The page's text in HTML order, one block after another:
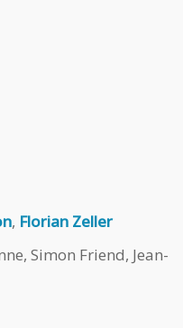
, Florian Zeller
Simon Friend, Jean-